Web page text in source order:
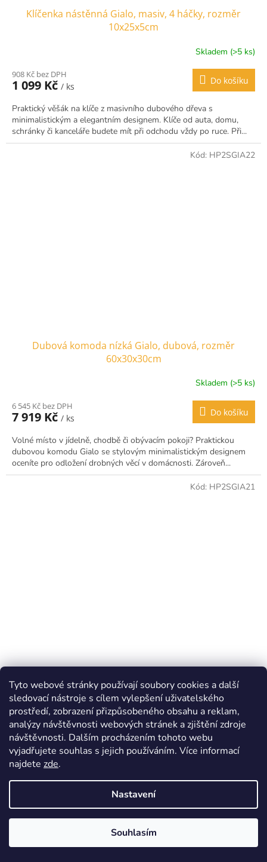
Tyto webové stránky používají soubory cookies a další
sledovací nástroje s cílem vylepšení uživatelského
prostředí, zobrazení přizpůsobeného obsahu a reklam,
analýzy návštěvnosti webových stránek a zjištění zdroje
návštěvnosti. Dalším procházením tohoto webu
vyjadřujete souhlas s jejich používáním. Více informací
najdete zde.
Nastavení
Souhlasím
Klíčenka nástěnná Gialo, masiv, 4 háčky, rozměr
10x25x5cm
Skladem (>5 ks)
908 Kč bez DPH
1 099 Kč / ks
Do košíku
Praktický věšák na klíče z masivního dubového dřeva s
minimalistickým a elegantním designem. Klíče od auta, domu,
schránky či kanceláře budete mít při odchodu vždy po ruce. Při...
Dubová komoda nízká Gialo, dubová, rozměr
60x30x30cm
produktu
je
z
5
hvězdiček.
Skladem (>5 ks)
6 545 Kč bez DPH
7 919 Kč / ks
Do košíku
Volné místo v jídelně, chodbě či obývacím pokoji? Praktickou
dubovou komodu Gialo se stylovým minimalistickým designem
oceníte pro odložení drobných věcí v domácnosti. Zároveň...
Kód: HP2SGIA22
Dubová komoda vysoká Gialo, dubová, rozměr
79x30x30cm
Průměrné
hodnocení
produktu
je
5,0
5
Termín dodání 4 - 6 týdnů
7 602 Kč bez DPH
9 199 Kč/ ks
Do košíku
Volné místo v jídelně, chodbě či obývacím pokoji? Praktickou
dubovou komodu Gialo se stylovým minimalistickým designem
oceníte pro odložení drobných věcí v domácnosti. Zároveň...
Kód: HP2SGIA21
Vyrobeno v ČR
Kód:6391